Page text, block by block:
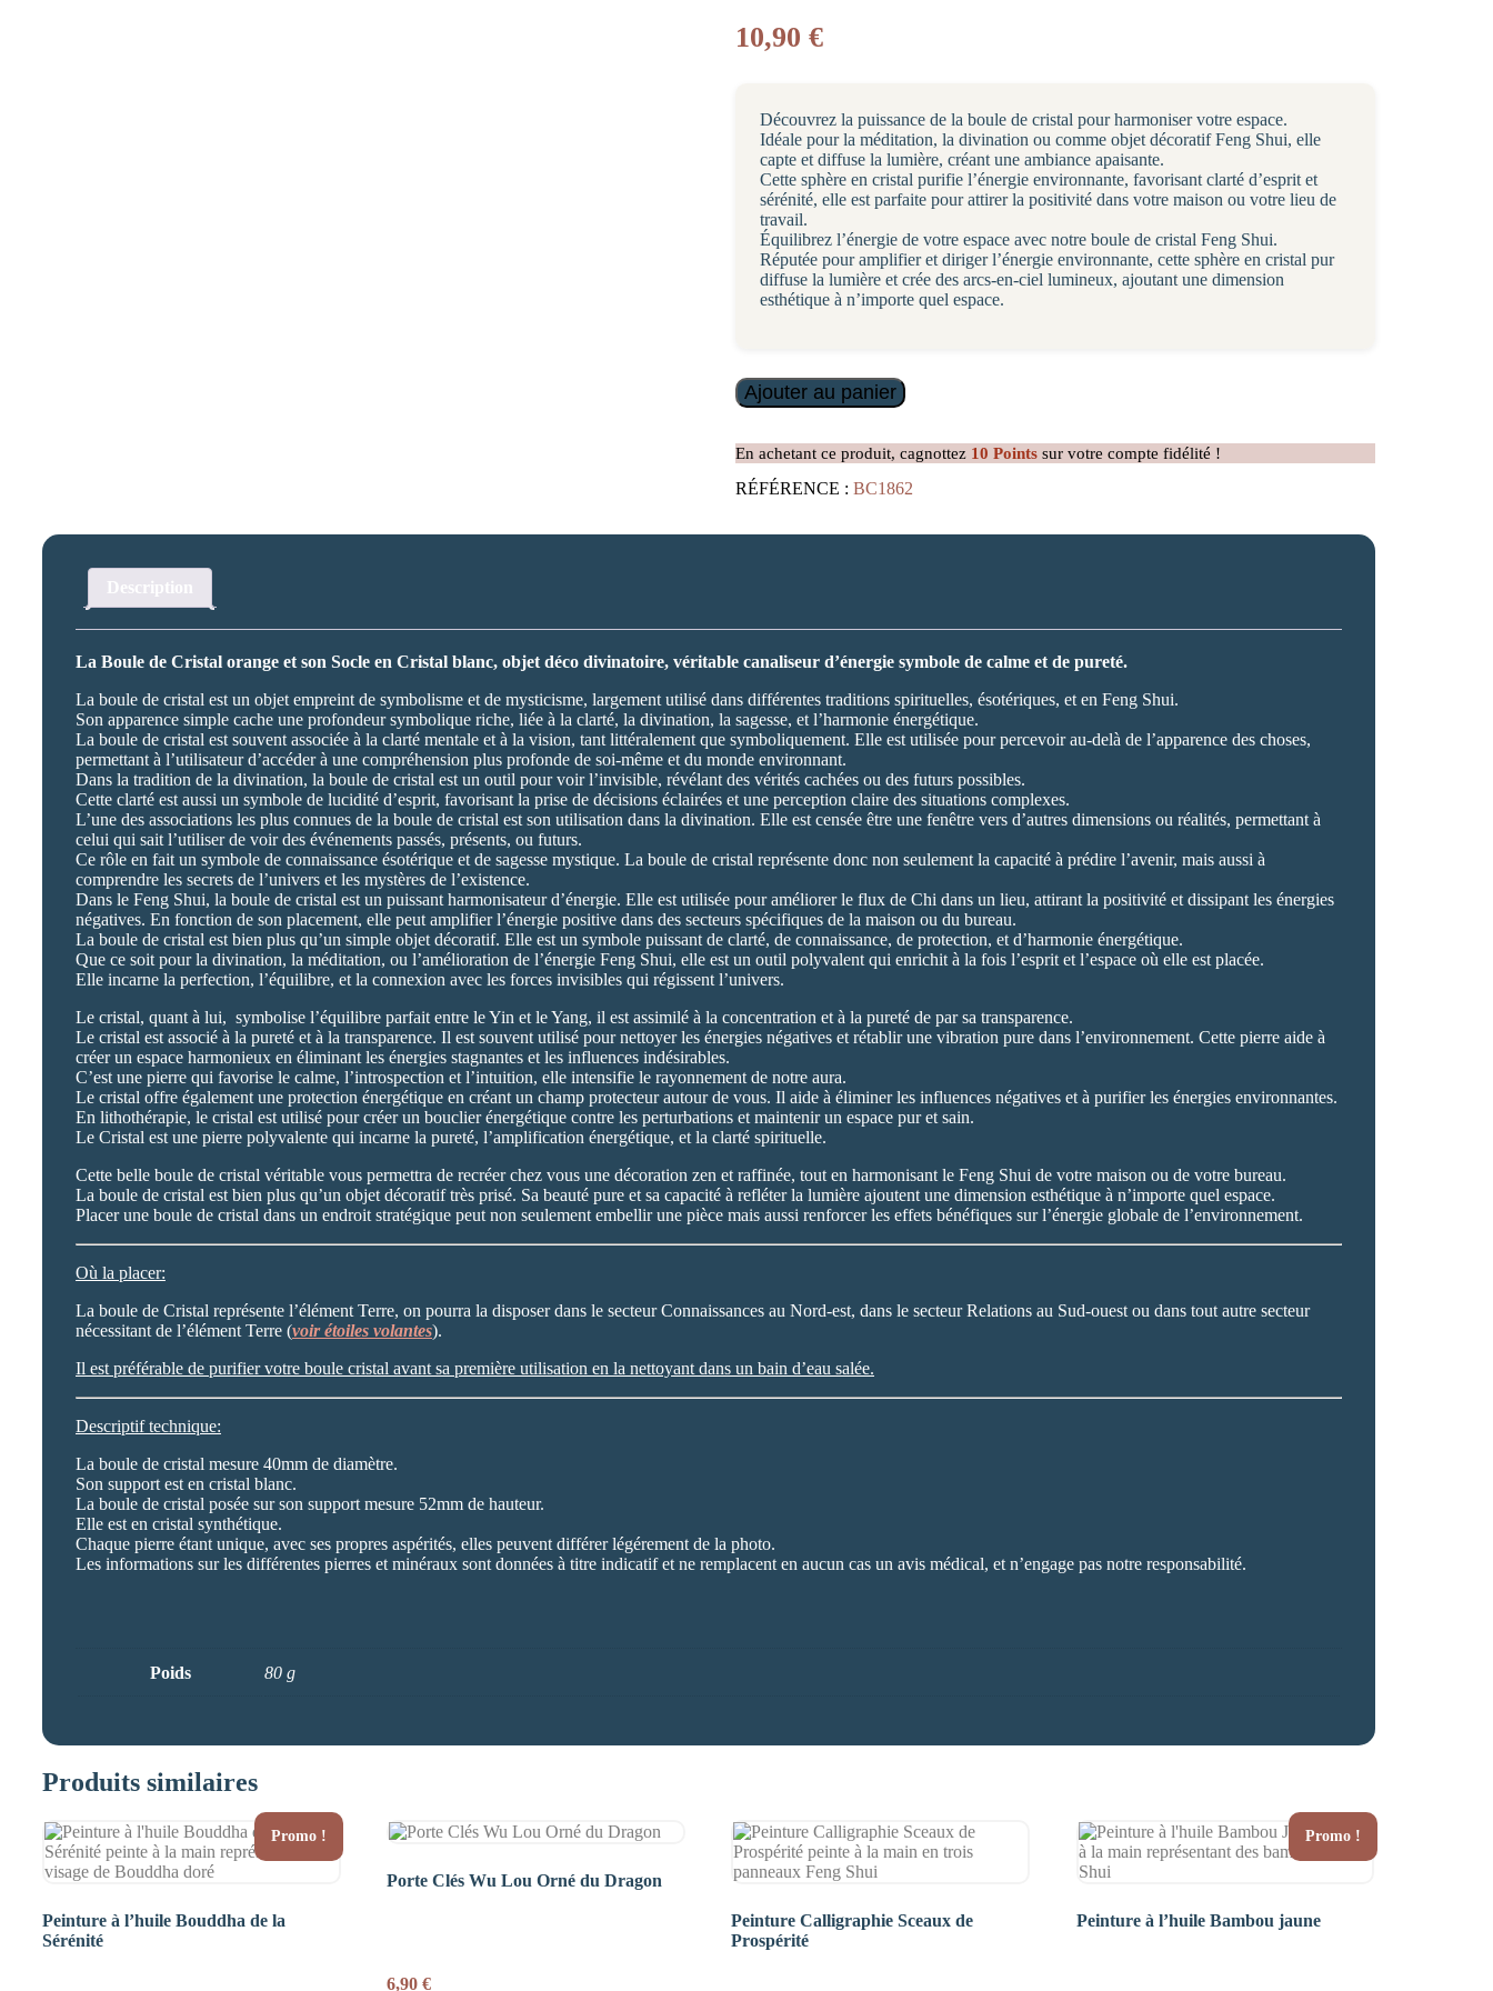
10,90 €
Découvrez la puissance de la boule de cristal pour harmoniser votre espace.
Idéale pour la méditation, la divination ou comme objet décoratif Feng Shui, elle
capte et diffuse la lumière, créant une ambiance apaisante.
Cette sphère en cristal purifie l’énergie environnante, favorisant clarté d’esprit et
sérénité, elle est parfaite pour attirer la positivité dans votre maison ou votre lieu de
travail.
Équilibrez l’énergie de votre espace avec notre boule de cristal Feng Shui.
Réputée pour amplifier et diriger l’énergie environnante, cette sphère en cristal pur
diffuse la lumière et crée des arcs-en-ciel lumineux, ajoutant une dimension
esthétique à n’importe quel espace.
quantité
de
et
Boule
de
Ajouter au panier
En achetant ce produit, cagnottez 10 Points sur votre compte fidélité !
RÉFÉRENCE : BC1862
Description
La Boule de Cristal orange et son Socle en Cristal blanc, objet déco divinatoire, véritable canaliseur d’énergie symbole de calme et de pureté.
La boule de cristal est un objet empreint de symbolisme et de mysticisme, largement utilisé dans différentes traditions spirituelles, ésotériques, et en Feng Shui.
Son apparence simple cache une profondeur symbolique riche, liée à la clarté, la divination, la sagesse, et l’harmonie énergétique.
La boule de cristal est souvent associée à la clarté mentale et à la vision, tant littéralement que symboliquement. Elle est utilisée pour percevoir au-delà de l’apparence des choses,
permettant à l’utilisateur d’accéder à une compréhension plus profonde de soi-même et du monde environnant.
Dans la tradition de la divination, la boule de cristal est un outil pour voir l’invisible, révélant des vérités cachées ou des futurs possibles.
Cette clarté est aussi un symbole de lucidité d’esprit, favorisant la prise de décisions éclairées et une perception claire des situations complexes.
L’une des associations les plus connues de la boule de cristal est son utilisation dans la divination. Elle est censée être une fenêtre vers d’autres dimensions ou réalités, permettant à
celui qui sait l’utiliser de voir des événements passés, présents, ou futurs.
Ce rôle en fait un symbole de connaissance ésotérique et de sagesse mystique. La boule de cristal représente donc non seulement la capacité à prédire l’avenir, mais aussi à
comprendre les secrets de l’univers et les mystères de l’existence.
Dans le Feng Shui, la boule de cristal est un puissant harmonisateur d’énergie. Elle est utilisée pour améliorer le flux de Chi dans un lieu, attirant la positivité et dissipant les énergies
négatives. En fonction de son placement, elle peut amplifier l’énergie positive dans des secteurs spécifiques de la maison ou du bureau.
La boule de cristal est bien plus qu’un simple objet décoratif. Elle est un symbole puissant de clarté, de connaissance, de protection, et d’harmonie énergétique.
Que ce soit pour la divination, la méditation, ou l’amélioration de l’énergie Feng Shui, elle est un outil polyvalent qui enrichit à la fois l’esprit et l’espace où elle est placée.
Elle incarne la perfection, l’équilibre, et la connexion avec les forces invisibles qui régissent l’univers.
Le cristal, quant à lui, symbolise l’équilibre parfait entre le Yin et le Yang, il est assimilé à la concentration et à la pureté de par sa transparence.
Le cristal est associé à la pureté et à la transparence. Il est souvent utilisé pour nettoyer les énergies négatives et rétablir une vibration pure dans l’environnement. Cette pierre aide à
créer un espace harmonieux en éliminant les énergies stagnantes et les influences indésirables.
C’est une pierre qui favorise le calme, l’introspection et l’intuition, elle intensifie le rayonnement de notre aura.
Le cristal offre également une protection énergétique en créant un champ protecteur autour de vous. Il aide à éliminer les influences négatives et à purifier les énergies environnantes.
En lithothérapie, le cristal est utilisé pour créer un bouclier énergétique contre les perturbations et maintenir un espace pur et sain.
Le Cristal est une pierre polyvalente qui incarne la pureté, l’amplification énergétique, et la clarté spirituelle.
Cette belle boule de cristal véritable vous permettra de recréer chez vous une décoration zen et raffinée, tout en harmonisant le Feng Shui de votre maison ou de votre bureau.
La boule de cristal est bien plus qu’un objet décoratif très prisé. Sa beauté pure et sa capacité à refléter la lumière ajoutent une dimension esthétique à n’importe quel espace.
Placer une boule de cristal dans un endroit stratégique peut non seulement embellir une pièce mais aussi renforcer les effets bénéfiques sur l’énergie globale de l’environnement.
Où la placer:
La boule de Cristal représente l’élément Terre, on pourra la disposer dans le secteur Connaissances au Nord-est, dans le secteur Relations au Sud-ouest ou dans tout autre secteur
nécessitant de l’élément Terre (voir étoiles volantes).
Il est préférable de purifier votre boule cristal avant sa première utilisation en la nettoyant dans un bain d’eau salée.
Descriptif technique:
La boule de cristal mesure 40mm de diamètre.
Son support est en cristal blanc.
La boule de cristal posée sur son support mesure 52mm de hauteur.
Elle est en cristal synthétique.
Chaque pierre étant unique, avec ses propres aspérités, elles peuvent différer légérement de la photo.
Les informations sur les différentes pierres et minéraux sont données à titre indicatif et ne remplacent en aucun cas un avis médical, et n’engage pas notre responsabilité.
Poids 80 g
Produits similaires
Promo !
Peinture à l’huile Bouddha de la
Sérénité
Porte Clés Wu Lou Orné du Dragon
6,90€
Peinture Calligraphie Sceaux de
Prospérité
Promo !
Peinture à l’huile Bambou jaune